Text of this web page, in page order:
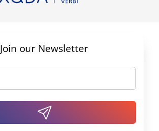
Join our Newsletter